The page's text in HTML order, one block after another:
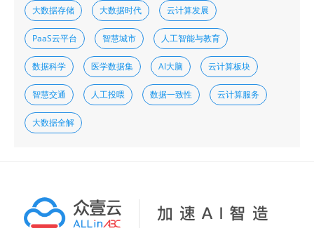
大数据存储 大数据时代 云计算发展
PaaS云平台 智慧城市 人工智能与教育
数据科学 医学数据集 AI大脑 云计算板块
智慧交通 人工投喂 数据一致性 云计算服务
大数据全解